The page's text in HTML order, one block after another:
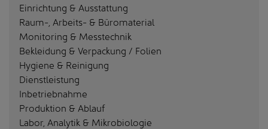
Einrichtung & Ausstattung
Raum-, Arbeits- & Büromaterial
Monitoring & Messtechnik
Bekleidung & Verpackung / Folien
Hygiene & Reinigung
Dienstleistung
Inbetriebnahme
Produktion & Ablauf
Labor, Analytik & Mikrobiologie